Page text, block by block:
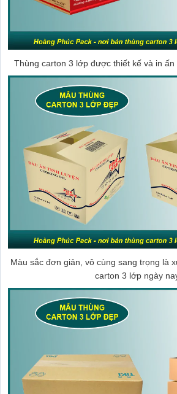
Thùng carton 3 lớp được thiết kế và in
Màu sắc đơn giản, vô cùng sang trọng là
carton 3 lớp ngày